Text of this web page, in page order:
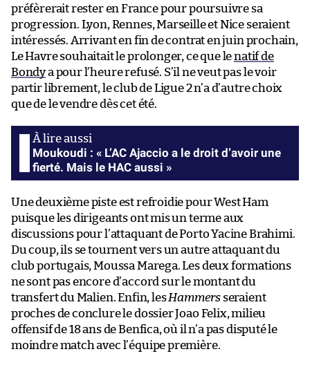
préfèrerait rester en France pour poursuivre sa
progression. Lyon, Rennes, Marseille et Nice seraient
intéressés. Arrivant en fin de contrat en juin prochain,
Le Havre souhaitait le prolonger, ce que lenatif de
Bondya pour l’heure refusé. S’il ne veut pas le voir
partir librement, le club de Ligue 2 n’a d’autre choix
que de le vendre dès cet été.
Moukoudi : « L’AC Ajaccio a le droit d’avoir une
fierté. Mais le HAC aussi »
Une deuxième piste est refroidie pour West Ham
puisque les dirigeants ont mis un terme aux
discussions pour l’attaquant de Porto Yacine Brahimi.
Du coup, ils se tournent vers un autre attaquant du
club portugais, Moussa Marega. Les deux formations
ne sont pas encore d’accord sur le montant du
transfert du Malien. Enfin, lesHammers seraient
proches de conclure le dossier Joao Felix, milieu
offensif de 18 ans de Benfica, où il n’a pas disputé le
moindre match avec l’équipe première.